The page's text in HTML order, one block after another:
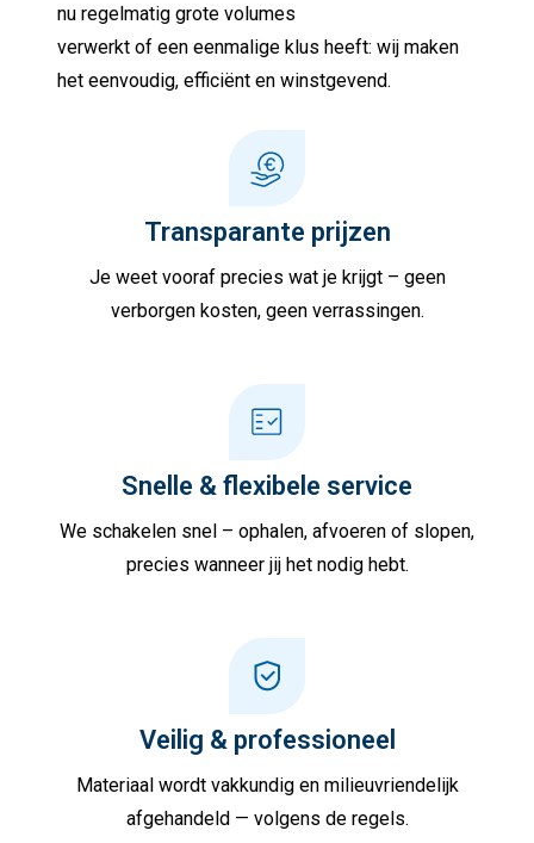
nu regelmatig grote volumes
verwerkt of een eenmalige klus heeft: wij maken
het eenvoudig, efficiënt en winstgevend.
Transparante prijzen
Je weet vooraf precies wat je krijgt – geen
verborgen kosten, geen verrassingen.
Snelle & flexibele service
We schakelen snel – ophalen, afvoeren of slopen,
precies wanneer jij het nodig hebt.
Veilig & professioneel
Materiaal wordt vakkundig en milieuvriendelijk
afgehandeld — volgens de regels.